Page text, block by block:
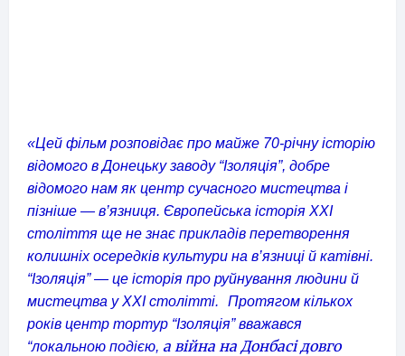
«Цей фільм розповідає про майже 70-річну історію
відомого в Донецьку заводу “Ізоляція”, добре
відомого нам як центр сучасного мистецтва і
пізніше — в’язниця. Європейська історія XXI
століття ще не знає прикладів перетворення
колишніх осередків культури на в’язниці й катівні.
“Ізоляція” — це історія про руйнування людини й
мистецтва у XXI столітті.
Протягом кількох
років центр тортур “Ізоляція” вважався
“локальною подією, а війна на Донбасі довго